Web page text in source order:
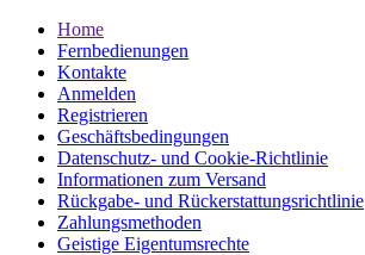
Home
Fernbedienungen
Kontakte
Anmelden
Registrieren
Geschäftsbedingungen
Datenschutz- und Cookie-Richtlinie
Informationen zum Versand
Rückgabe- und Rückerstattungsrichtlinie
Zahlungsmethoden
Geistige Eigentumsrechte